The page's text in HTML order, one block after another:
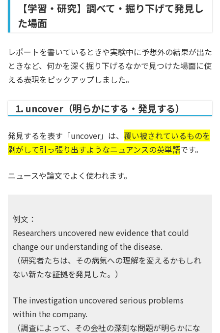
【学習・研究】調べて・掘り下げて発見し
た場面
レポートを書いているときや実験中に予想外の結果が出た
ときなど、何かを深く掘り下げるなかで見つけた場面に使
える表現をピックアップしました。
1. uncover（明らかにする・発見する）
発見するを表す「uncover」は、 覆い被されているものを
剥がして引っ張り出すようなニュアンスの英単語です。
ニュースや論文でよく使われます。
例文：
Researchers uncovered new evidence that could
change our understanding of the disease.
（研究者たちは、その病気への理解を変えるかもしれ
ない新たな証拠を発見した。）
The investigation uncovered serious problems
within the company.
（調査によって、その会社の深刻な問題が明らかにな